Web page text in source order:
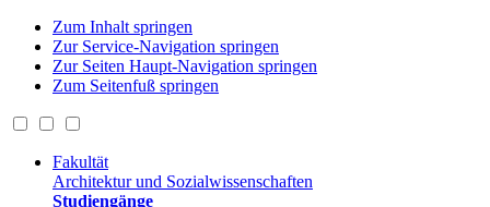
Zum Inhalt springen
Zur Service-Navigation springen
Zur Seiten Haupt-Navigation springen
Zum Seitenfuß springen
Fakultät
Architektur und Sozialwissenschaften
Studiengänge